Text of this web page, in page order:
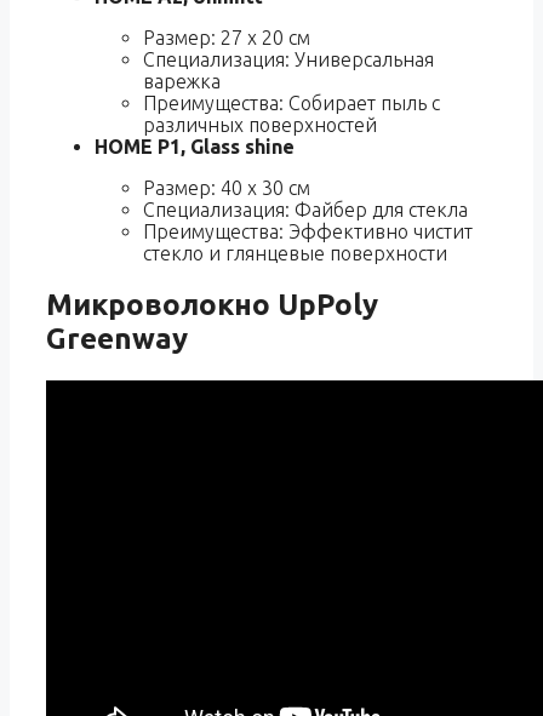
Размер: 27 x 20 см
Специализация: Универсальная
варежка
Преимущества: Собирает пыль с
различных поверхностей
HOME P1, Glass shine
Размер: 40 x 30 см
Специализация: Файбер для стекла
Преимущества: Эффективно чистит
стекло и глянцевые поверхности
Микроволокно UpPoly
Greenway